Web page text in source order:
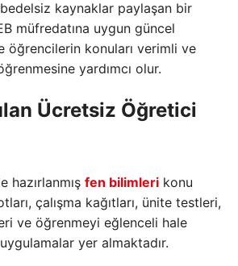
kaynaklar paylaşan bir
müfredatına uygun güncel
öğrencilerin konuları verimli ve
yardımcı olur.
Ücretsiz Öğretici
hazırlanmış fen bilimleri konu
çalışma kağıtları, ünite testleri,
ve öğrenmeyi eğlenceli hale
yer almaktadır.